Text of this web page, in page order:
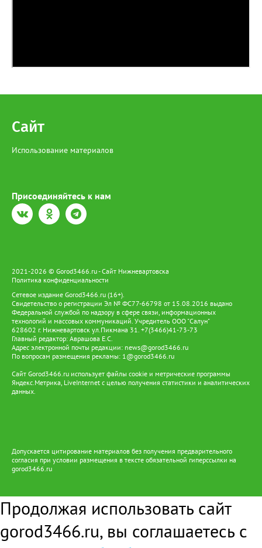
Сайт
Использование материалов
Присоединяйтесь к нам
2021-2026 © Gorod3466.ru - Сайт Нижневартовска
Политика конфиденциальности
Сетевое издание Gorod3466.ru (16+).
Свидетельство о регистрации Эл № ФС77-66798 от 15.08.2016 выдано
Федеральной службой по надзору в сфере связи, информационных
технологий и массовых коммуникаций. Учредитель ООО "Салун"
628602 г. Нижневартовск ул.Пикмана 31. +7(3466)41-73-73
Главный редактор: Аврашова Е.С.
Адрес электронной почты редакции: news@gorod3466.ru
По вопросам размещения рекламы: 1@gorod3466.ru
Сайт Gorod3466.ru использует файлы cookie и метрические программы
Яндекс.Метрика, LiveInternet с целью получения статистики и аналитических
данных.
Допускается цитирование материалов без получения предварительного
согласия при условии размещения в тексте обязательной гиперссылки на
gorod3466.ru
Продолжая использовать сайт
gorod3466.ru, вы соглашаетесь с